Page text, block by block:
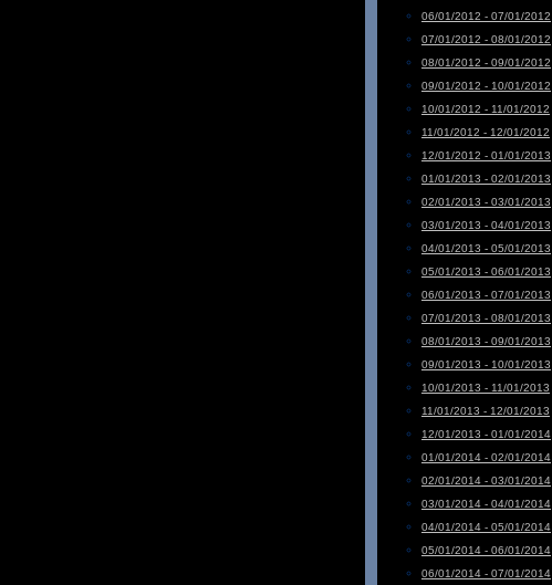
06/01/2012 - 07/01/2012
07/01/2012 - 08/01/2012
08/01/2012 - 09/01/2012
09/01/2012 - 10/01/2012
10/01/2012 - 11/01/2012
11/01/2012 - 12/01/2012
12/01/2012 - 01/01/2013
01/01/2013 - 02/01/2013
02/01/2013 - 03/01/2013
03/01/2013 - 04/01/2013
04/01/2013 - 05/01/2013
05/01/2013 - 06/01/2013
06/01/2013 - 07/01/2013
07/01/2013 - 08/01/2013
08/01/2013 - 09/01/2013
09/01/2013 - 10/01/2013
10/01/2013 - 11/01/2013
11/01/2013 - 12/01/2013
12/01/2013 - 01/01/2014
01/01/2014 - 02/01/2014
02/01/2014 - 03/01/2014
03/01/2014 - 04/01/2014
04/01/2014 - 05/01/2014
05/01/2014 - 06/01/2014
06/01/2014 - 07/01/2014